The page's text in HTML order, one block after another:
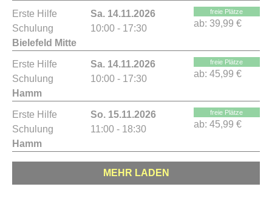
Erste Hilfe
Schulung
Bielefeld Mitte
Sa. 14.11.2026
10:00 - 17:30
freie Plätze
ab: 39,99 €
Erste Hilfe
Schulung
Hamm
Sa. 14.11.2026
10:00 - 17:30
freie Plätze
ab: 45,99 €
Erste Hilfe
Schulung
Hamm
So. 15.11.2026
11:00 - 18:30
freie Plätze
ab: 45,99 €
MEHR LADEN